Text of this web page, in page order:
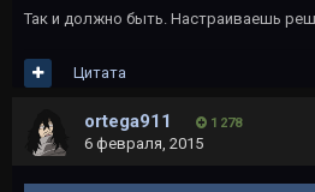
Так и должно быть. Настраиваешь
Цитата
ortega911 1 278
6 февраля, 2015